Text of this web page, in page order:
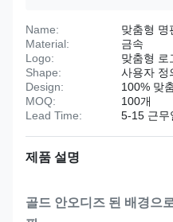
Name:
맞춤형 명
Material:
금속
Logo:
맞춤형 로
Shape:
사용자 정
Design:
100% 맞
MOQ:
100개
Lead Time:
5-15 근무
제품 설명
골드 안오디즈 된 배경으